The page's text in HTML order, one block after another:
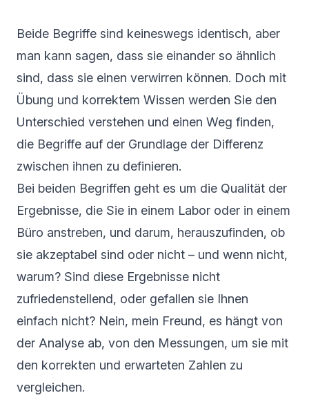
Beide Begriffe sind keineswegs identisch, aber
man kann sagen, dass sie einander so ähnlich
sind, dass sie einen verwirren können. Doch mit
Übung und korrektem Wissen werden Sie den
Unterschied verstehen und einen Weg finden,
die Begriffe auf der Grundlage der Differenz
zwischen ihnen zu definieren.
Bei beiden Begriffen geht es um die Qualität der
Ergebnisse, die Sie in einem Labor oder in einem
Büro anstreben, und darum, herauszufinden, ob
sie akzeptabel sind oder nicht – und wenn nicht,
warum? Sind diese Ergebnisse nicht
zufriedenstellend, oder gefallen sie Ihnen
einfach nicht? Nein, mein Freund, es hängt von
der Analyse ab, von den Messungen, um sie mit
den korrekten und erwarteten Zahlen zu
vergleichen.